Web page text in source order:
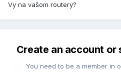
Vy na vašom routery?
Create an account or
You need to be a member in